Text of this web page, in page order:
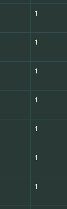
1
1
1
1
1
1
1